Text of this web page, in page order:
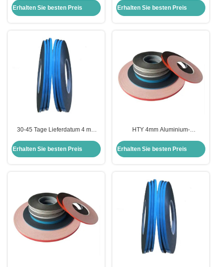
mm Dicke Langlebig
Erhalten Sie besten Preis
Design und 30-45 Tage
Erhalten Sie besten Preis
30-45 Tage Lieferdatum 4 mm
schwarzer Farbe
Erhalten Sie besten Preis
HTY 4mm Aluminium-
mm/1 mm Dicke 4 mm/6 mm
Breite
Erhalten Sie besten Preis